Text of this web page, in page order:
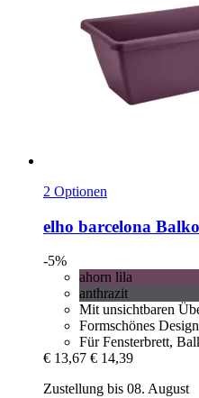
2 Optionen
elho barcelona
-5%
ahorn lila
anthrazit
Mit unsichtbaren
Formschönes Design
Für Fensterbrett,
€ 13,67 € 14,39
Zustellung bis 08. August